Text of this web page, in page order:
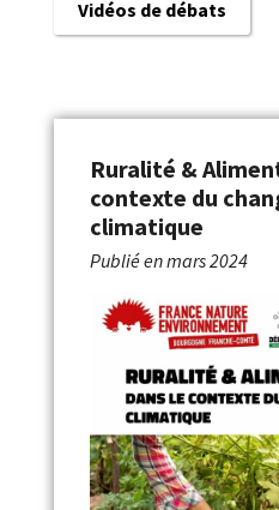
Vidéos de débats
Ruralité &
contexte du
climatique
Publié enmars 2024